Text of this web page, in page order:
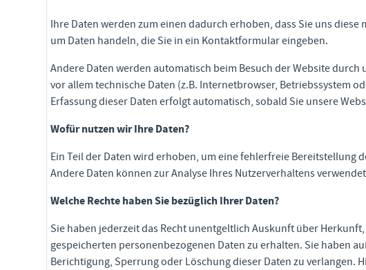
Ihre Daten werden zum einen dadurch erhoben, dass Sie uns diese
um Daten handeln, die Sie in ein Kontaktformular eingeben.
Andere Daten werden automatisch beim Besuch der Website durch
vor allem technische Daten (z.B. Internetbrowser, Betriebssystem
Erfassung dieser Daten erfolgt automatisch, sobald Sie unsere
Wofür nutzen wir Ihre Daten?
Ein Teil der Daten wird erhoben, um eine fehlerfreie Bereitstellung
Andere Daten können zur Analyse Ihres Nutzerverhaltens
Welche Rechte haben Sie bezüglich Ihrer Daten?
Sie haben jederzeit das Recht unentgeltlich Auskunft über
gespeicherten personenbezogenen Daten zu erhalten. Sie haben
Berichtigung, Sperrung oder Löschung dieser Daten zu verlangen.